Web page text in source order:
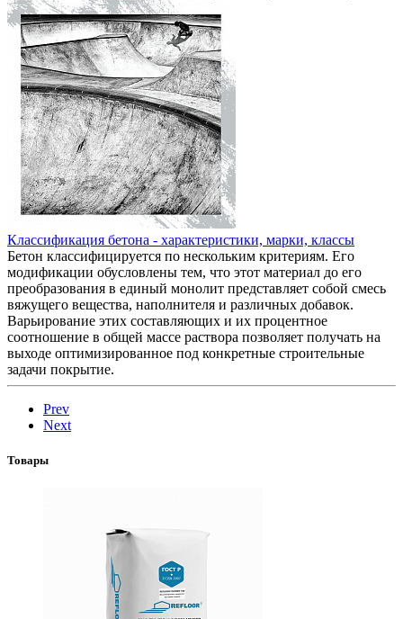
Классификация бетона - характеристики, марки, классы
Бетон классифицируется по нескольким критериям. Его
модификации обусловлены тем, что этот материал до его
преобразования в единый монолит представляет собой смесь
вяжущего вещества, наполнителя и различных добавок.
Варьирование этих составляющих и их процентное
соотношение в общей массе раствора позволяет получать на
выходе оптимизированное под конкретные строительные
задачи покрытие.
Prev
Next
Товары